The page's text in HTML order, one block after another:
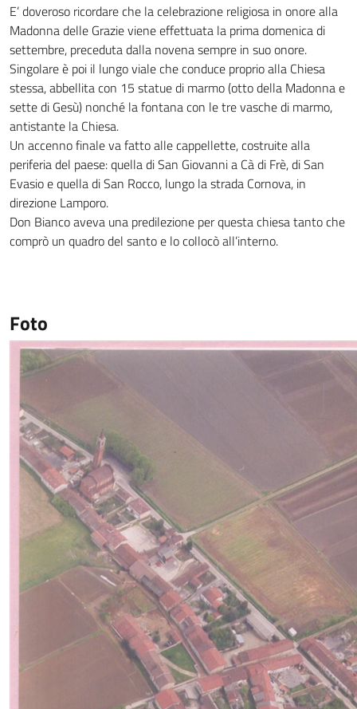
E’ doveroso ricordare che la celebrazione religiosa in onore alla
Madonna delle Grazie viene effettuata la prima domenica di
settembre, preceduta dalla novena sempre in suo onore.
Singolare è poi il lungo viale che conduce proprio alla Chiesa
stessa, abbellita con 15 statue di marmo (otto della Madonna e
sette di Gesù) nonché la fontana con le tre vasche di marmo,
antistante la Chiesa.
Un accenno finale va fatto alle cappellette, costruite alla
periferia del paese: quella di San Giovanni a Cà di Frè, di San
Evasio e quella di San Rocco, lungo la strada Cornova, in
direzione Lamporo.
Don Bianco aveva una predilezione per questa chiesa tanto che
comprò un quadro del santo e lo collocò all’interno.
Foto